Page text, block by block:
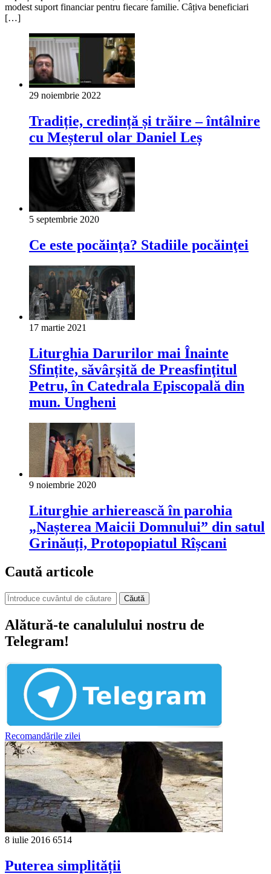
modest suport financiar pentru fiecare familie. Câțiva beneficiari
[…]
29 noiembrie 2022
Tradiție, credință și trăire – întâlnire
cu Meșterul olar Daniel Leș
5 septembrie 2020
Ce este pocăinţa? Stadiile pocăinţei
17 martie 2021
Liturghia Darurilor mai Înainte
Sfințite, săvârşită de Preasfinţitul
Petru, în Catedrala Episcopală din
mun. Ungheni
9 noiembrie 2020
Liturghie arhierească în parohia
„Nașterea Maicii Domnului” din satul
Grinăuți, Protopopiatul Rîșcani
Caută articole
Căută
Alătură-te canalulului nostru de
Telegram!
Recomandările zilei
8 iulie 2016 6514
Puterea simplității